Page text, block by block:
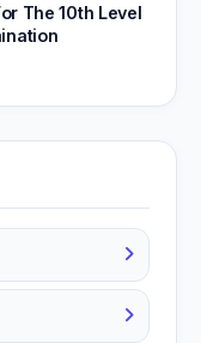
The 10th Level